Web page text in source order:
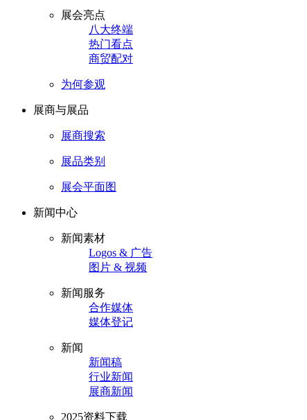
展会亮点
八大终端
热门看点
商贸配对
为何参观
展商与展品
展商搜索
展品类别
展会平面图
新闻中心
新闻素材
Logos & 广告
图片 & 视频
新闻服务
合作媒体
媒体登记
新闻
新闻稿
行业新闻
展商新闻
2025资料下载